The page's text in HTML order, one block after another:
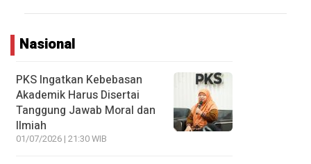
Nasional
PKS Ingatkan Kebebasan
Akademik Harus Disertai
Tanggung Jawab Moral dan
Ilmiah
01/07/2026 | 21:30 WIB